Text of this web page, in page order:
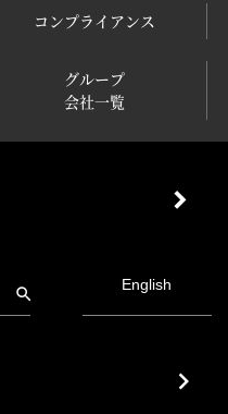
コンプライ アンス
グループ
会社一覧
English